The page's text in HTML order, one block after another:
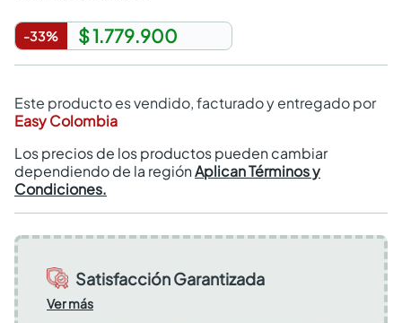
-33% $ 1.779.900
Este producto es vendido, facturado y entregado por
Easy Colombia
Los precios de los productos pueden cambiar
dependiendo de la regiónAplican Términos y
Condiciones.
Satisfacción Garantizada
Ver más